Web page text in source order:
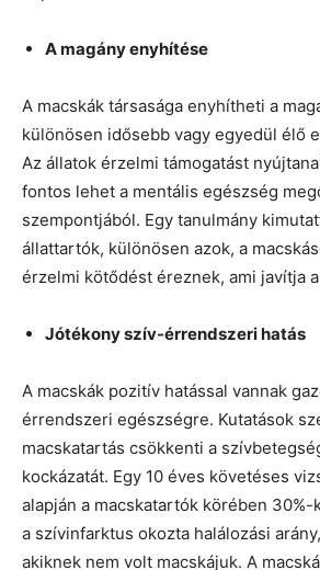
A magány enyhítése
A macskák társasága enyhítheti a
különösen idősebb vagy egyedül élő
Az állatok érzelmi támogatást
fontos lehet a mentális egészség
szempontjából. Egy tanulmány
állattartók, különösen azok, a
érzelmi kötődést éreznek, ami javítja
Jótékony szív-érrendszeri hatás
A macskák pozitív hatással vannak
érrendszeri egészségre. Kutatások
macskatartás csökkenti a
kockázatát. Egy 10 éves követéses
alapján a macskatartók körében 30%-
a szívinfarktus okozta halálozási
akiknek nem volt macskájuk. A